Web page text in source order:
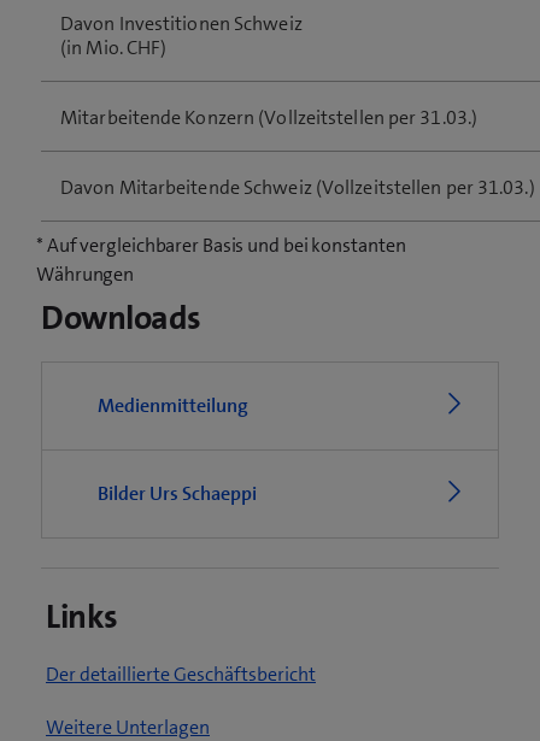
Davon Investitionen Schweiz
(in Mio. CHF)
Mitarbeitende Konzern (Vollzeitstellen per 31.03.)
Davon Mitarbeitende Schweiz (Vollzeitstellen per 31.03.)
* Auf vergleichbarer Basis und bei konstanten
Währungen
Downloads
Medienmitteilung
Bilder Urs Schaeppi
Links
Der detaillierte Geschäftsbericht(
Weitere Unterlagen